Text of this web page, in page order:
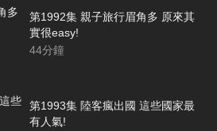
第1992集 親子旅行眉角多 原來其
實很easy!
44分鐘
第1993集 陸客瘋出國 這些國家最
有人氣!